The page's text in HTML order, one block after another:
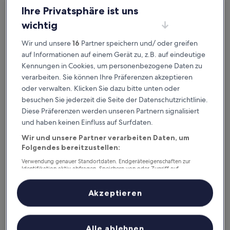
Unterkunft
10.0
10,
(6
Bewertungen)
10/10 Außergewöhnlich (6 Bewertungen)
beträgt
114 €
HOTEL LA VIGNE HAKUBA by Onko
HOTEL LA VIGNE HAKUBA by Onko Chishin
4.5-
Sterne-
1,7 km von Bahnhof Hakuba entfernt
HOTEL LA VIGNE HAKUBA by Onko Chishin
Ihre Privatsphäre ist uns
wichtig
Wir und unsere16 Partner speichern und/ oder greifen
auf Informationen auf einem Gerät zu, z.B. auf eindeutige
Kennungen in Cookies, um personenbezogene Daten zu
verarbeiten. Sie können Ihre Präferenzen akzeptieren
oder verwalten. Klicken Sie dazu bitte unten oder
besuchen Sie jederzeit die Seite der Datenschutzrichtlinie.
Diese Präferenzen werden unseren Partnern signalisiert
und haben keinen Einfluss auf Surfdaten.
Wir und unsere Partner verarbeiten Daten, um
Folgendes bereitzustellen:
Verwendung genauer Standortdaten. Endgeräteeigenschaften zur
Identifikation aktiv abfragen. Speichern von oder Zugriff auf
Inhalte, Messung von Werbeleistung und der Performance von Inhalten,
Zielgruppenforschung sowie Entwicklung und Verbesserung von
Liste der Partner (Lieferanten)
Akzeptieren